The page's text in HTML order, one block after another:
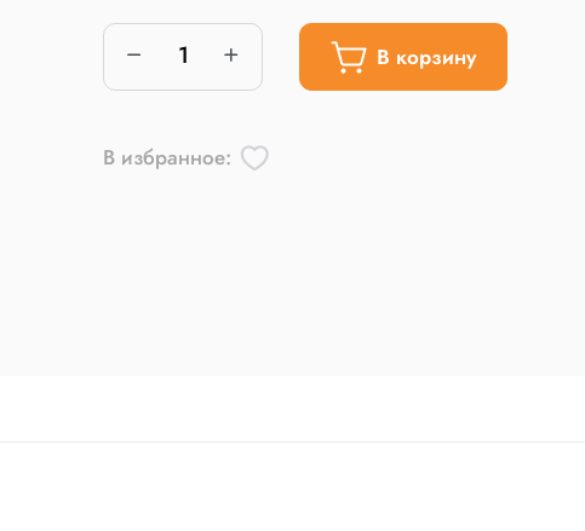
В корзину
В избранное: